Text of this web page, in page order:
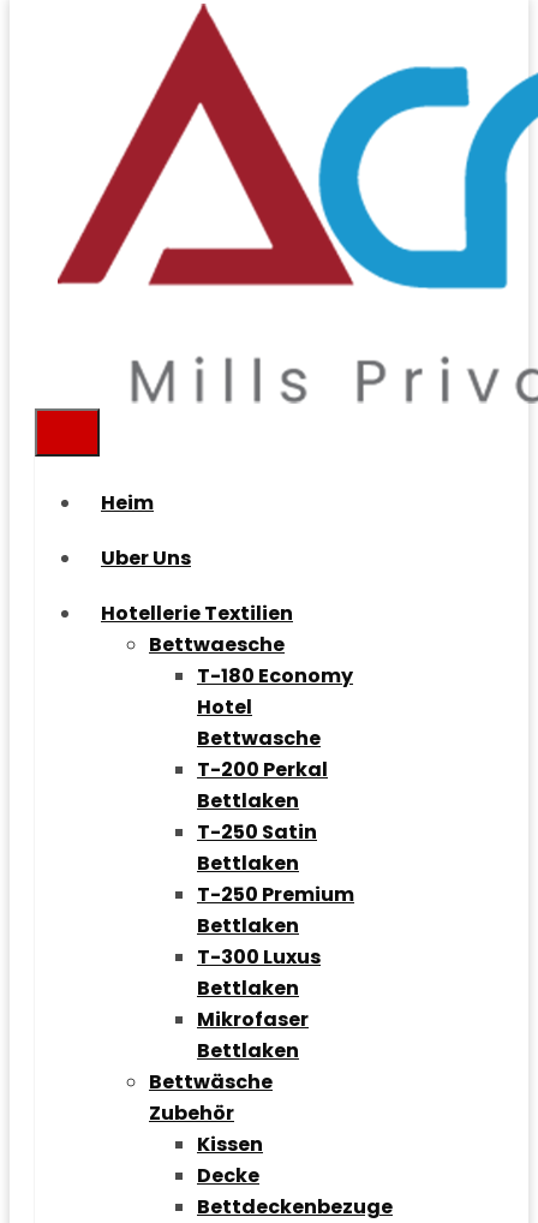
Heim
Uber Uns
Hotellerie Textilien
Bettwaesche
T-180 Economy
Hotel
Bettwasche
T-200 Perkal
Bettlaken
T-250 Satin
Bettlaken
T-250 Premium
Bettlaken
T-300 Luxus
Bettlaken
Mikrofaser
Bettlaken
Bettwäsche
Zubehör
Kissen
Decke
Bettdeckenbezuge